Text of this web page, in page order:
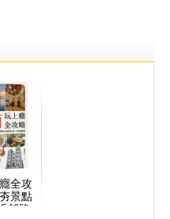
全攻
景點
郊路